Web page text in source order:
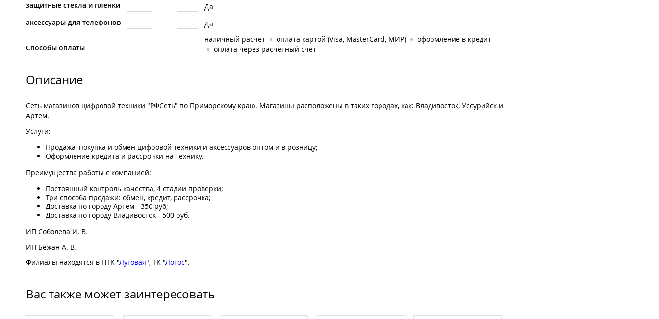
защитные стекла и пленки
Да
аксессуары для телефонов
Да
Способы оплаты
наличный расчёт оплата картой (Visa, MasterCard, МИР)
оформление в кредит
оплата через расчётный счёт
Описание
Сеть магазинов цифровой техники "РФСеть" по Приморскому краю. Магазины расположены в таких городах, как: Владивосток, Уссурийск и
Артем.
Услуги:
Продажа, покупка и обмен цифровой техники и аксессуаров оптом и в розницу;
Оформление кредита и рассрочки на технику.
Преимущества работы с компанией:
Постоянный контроль качества, 4 стадии проверки;
Три способа продажи: обмен, кредит, рассрочка;
Доставка по городу Артем - 350 руб;
Доставка по городу Владивосток - 500 руб.
ИП Соболева И. В.
ИП Бежан А. В.
Филиалы находятся в ПТК "Луговая", ТК "Лотос".
Вас также может заинтересовать